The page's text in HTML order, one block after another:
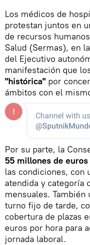
Los médicos de
protestan juntos en
de recursos
Salud (Sermas), en
del Ejecutivo
manifestación que
"histórica" por
ámbitos con el
Por su parte, la
55 millones de euros
las condiciones, con
atendida y categoría
mensuales.
turno fijo de tarde,
cobertura de plazas
euros por hora para
jornada laboral.